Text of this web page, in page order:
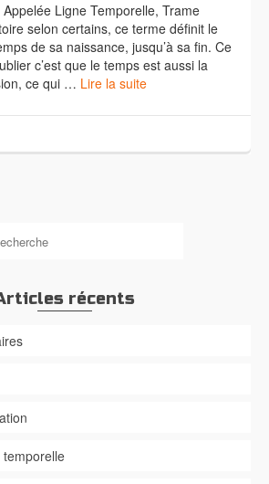
Ligne Temporelle, Trame
selon certains, ce terme définit le
de sa naissance, jusqu’à sa fin. Ce
c’est que le temps est aussi la
ce qui … Lire la suite
récents